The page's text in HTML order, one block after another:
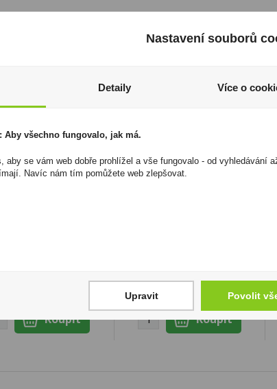
Nastavení souborů
Detaily Více o
Aby všechno fungovalo, jak má.
aby se vám web dobře prohlížel a vše fungovalo - od vyhledávání
Navíc nám tím pomůžete web zlepšovat.
Upravit Povolit